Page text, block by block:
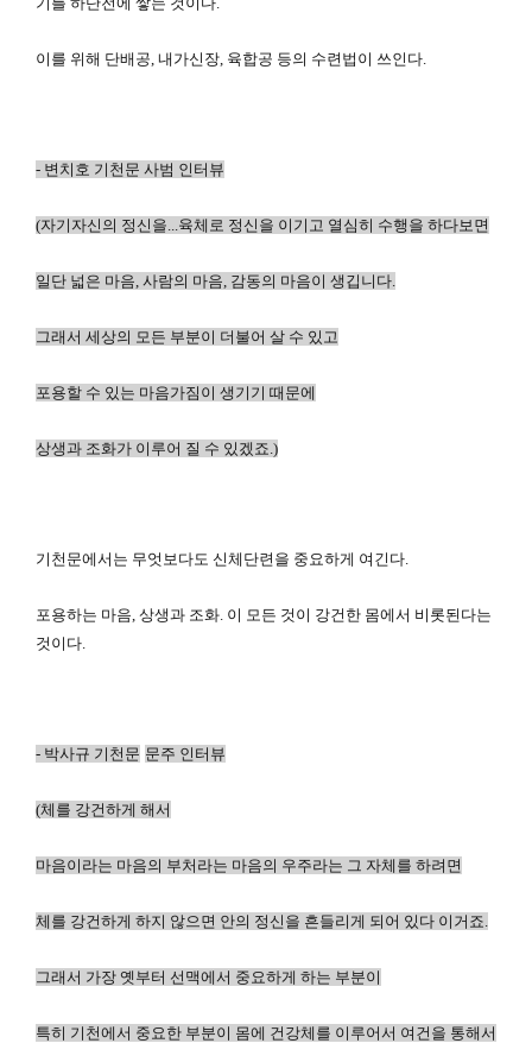
이를 위해 단배공, 내가신장, 육합공 등의 수련법이 쓰인다.
- 변치호 기천문 사범 인터뷰
(자기자신의 정신을...육체로 정신을 이기고 열심히 수행을 하다보면
일단 넓은 마음, 사람의 마음, 감동의 마음이 생깁니다.
그래서 세상의 모든 부분이 더불어 살 수 있고
포용할 수 있는 마음가짐이 생기기 때문에
상생과 조화가 이루어 질 수 있겠죠.)
기천문에서는 무엇보다도 신체단련을 중요하게 여긴다.
포용하는 마음, 상생과 조화. 이 모든 것이 강건한 몸에서 비롯된다는
것이다.
- 박사규 기천문 문주 인터뷰
(체를 강건하게 해서
마음이라는 마음의 부처라는 마음의 우주라는 그 자체를 하려면
체를 강건하게 하지 않으면 안의 정신을 흔들리게 되어 있다 이거죠.
그래서 가장 옛부터 선맥에서 중요하게 하는 부분이
특히 기천에서 중요한 부분이 몸에 건강체를 이루어서 여건을 통해서